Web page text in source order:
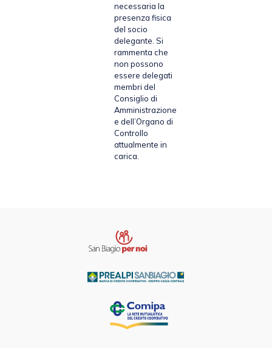
necessaria la
presenza fisica
del socio
delegante. Si
rammenta che
non possono
essere delegati
membri del
Consiglio di
Amministrazione
e dell’Organo di
Controllo
attualmente in
carica.